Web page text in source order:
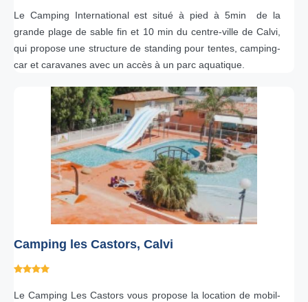
Le Camping International est situé à pied à 5min de la
grande plage de sable fin et 10 min du centre-ville de Calvi,
qui propose une structure de standing pour tentes, camping-
car et caravanes avec un accès à un parc aquatique.
Camping les Castors, Calvi
Le Camping Les Castors vous propose la location de mobil-